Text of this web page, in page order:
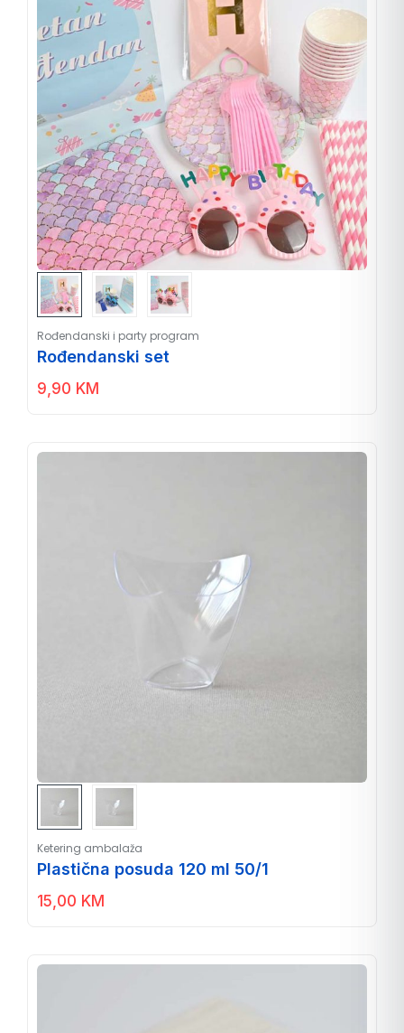
Rođendanski i party program
Rođendanski set
9,90 KM
Ketering ambalaža
Plastična posuda 120 ml 50/1
15,00 KM